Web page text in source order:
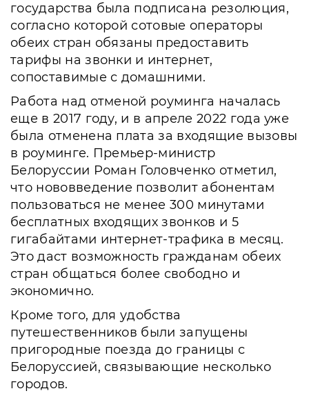
государства была подписана резолюция,
согласно которой сотовые операторы
обеих стран обязаны предоставить
тарифы на звонки и интернет,
сопоставимые с домашними.
Работа над отменой роуминга началась
еще в 2017 году, и в апреле 2022 года уже
была отменена плата за входящие вызовы
в роуминге. Премьер-министр
Белоруссии Роман Головченко отметил,
что нововведение позволит абонентам
пользоваться не менее 300 минутами
бесплатных входящих звонков и 5
гигабайтами интернет-трафика в месяц.
Это даст возможность гражданам обеих
стран общаться более свободно и
экономично.
Кроме того, для удобства
путешественников были запущены
пригородные поезда до границы с
Белоруссией, связывающие несколько
городов.